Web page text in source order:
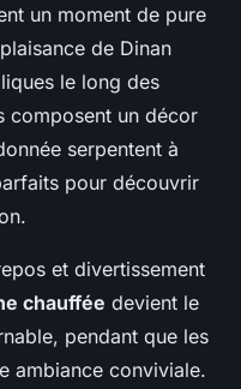
un moment de pure
de Dinan
le long des
composent un décor
serpentent à
pour découvrir
et divertissement
chauffée devient le
pendant que les
ambiance conviviale.